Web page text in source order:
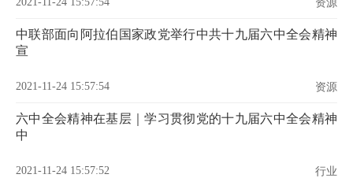
资源
中联部面向阿拉伯国家政党举行中共十九届六中全会精神
宣
2021-11-24 15:57:54 资源
六中全会精神在基层｜学习贯彻党的十九届六中全会精神
中
2021-11-24 15:57:52 行业